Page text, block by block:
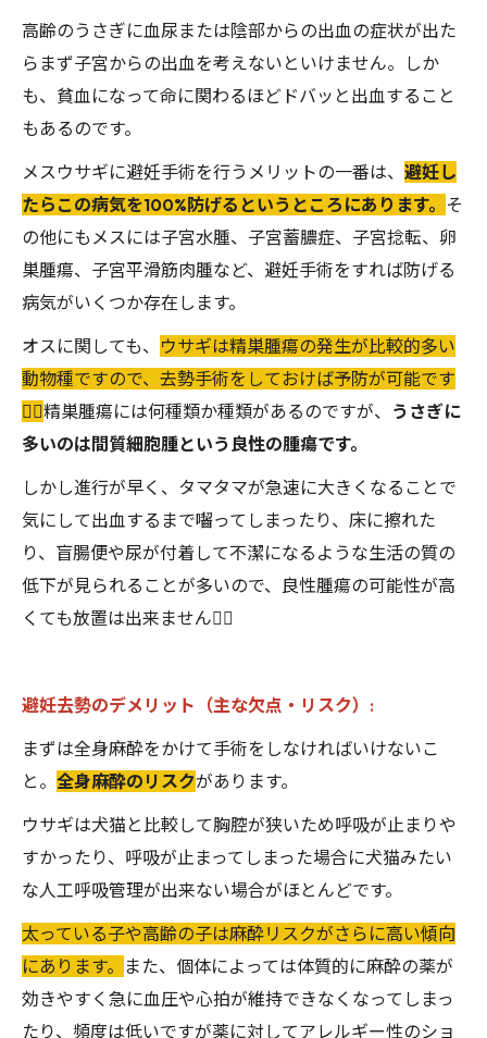
高齢のうさぎに血尿または陰部からの出血の症状が出た
らまず子宮からの出血を考えないといけません。しか
も、貧血になって命に関わるほどドバッと出血すること
もあるのです。
メスウサギに避妊手術を行うメリットの一番は、 避妊し
たらこの病気を100%防げるというところにあります。 そ
の他にもメスには子宮水腫、子宮蓄膿症、子宮捻転、卵
巣腫瘍、子宮平滑筋肉腫など、避妊手術をすれば防げる
病気がいくつか存在します。
オスに関しても、 ウサギは精巣腫瘍の発生が比較的多い
動物種ですので、去勢手術をしておけば予防が可能です
🙂‍↕️精巣腫瘍には何種類か種類があるのですが、 うさぎに
多いのは間質細胞腫という良性の腫瘍です。
しかし進行が早く、タマタマが急速に大きくなることで
気にして出血するまで囓ってしまったり、床に擦れた
り、盲腸便や尿が付着して不潔になるような生活の質の
低下が見られることが多いので、良性腫瘍の可能性が高
くても放置は出来ません🙂‍↔️
避妊去勢のデメリット（主な欠点・リスク）:
まずは全身麻酔をかけて手術をしなければいけないこ
と。 全身麻酔のリスクがあります。
ウサギは犬猫と比較して胸腔が狭いため呼吸が止まりや
すかったり、呼吸が止まってしまった場合に犬猫みたい
な人工呼吸管理が出来ない場合がほとんどです。
太っている子や高齢の子は麻酔リスクがさらに高い傾向
にあります。
また、個体によっては体質的に麻酔の薬が
効きやすく急に血圧や心拍が維持できなくなってしまっ
たり、頻度は低いですが薬に対してアレルギー性のショ